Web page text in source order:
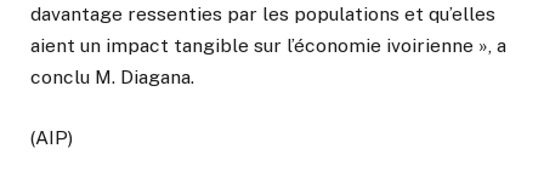
davantage ressenties par les populations et qu’elles
aient un impact tangible sur l’économie ivoirienne », a
conclu M. Diagana.
(AIP)